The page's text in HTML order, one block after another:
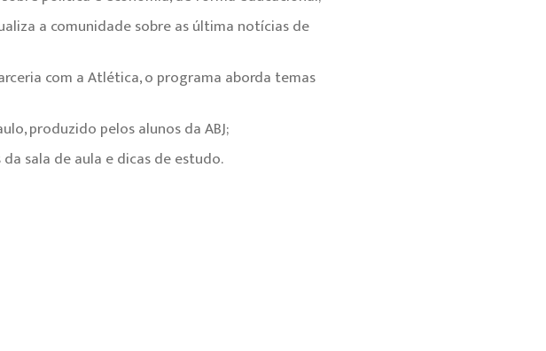
a comunidade sobre as última notícias de
com a Atlética, o programa aborda temas
produzido pelos alunos da ABJ;
sala de aula e dicas de estudo.